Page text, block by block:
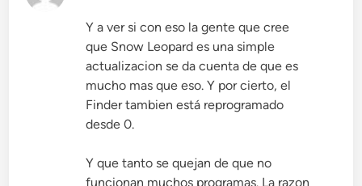
Y a ver si con eso la gente que cree
que Snow Leopard es una simple
actualizacion se da cuenta de que es
mucho mas que eso. Y por cierto, el
Finder tambien está reprogramado
desde 0.
Y que tanto se quejan de que no
funcionan muchos programas. La razon